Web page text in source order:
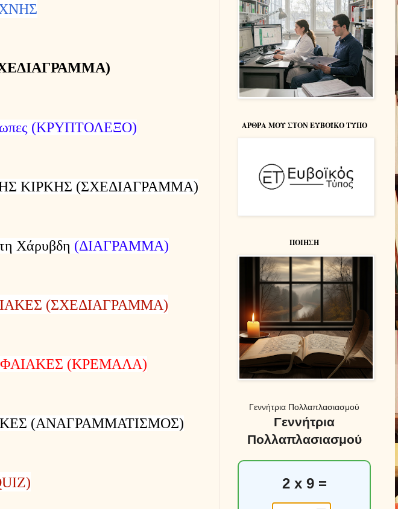
(ΚΡΥΠΤΟΛΕΞΟ)
ΚΙΡΚΗΣ (ΣΧΕΔΙΑΓΡΑΜΜΑ)
Χάρυβδη (ΔΙΑΓΡΑΜΜΑ)
(ΣΧΕΔΙΑΓΡΑΜΜΑ)
(ΚΡΕΜΑΛΑ)
(ΑΝΑΓΡΑΜΜΑΤΙΣΜΟΣ)
ΑΡΘΡΑ ΜΟΥ ΣΤΟΝ ΕΥΒΟΪΚΟ ΤΥΠΟ
ΠΟΙΗΣΗ
Γεννήτρια Πολλαπλασιασμού
Γεννήτρια
Πολλαπλασιασμού
2 x 9 =